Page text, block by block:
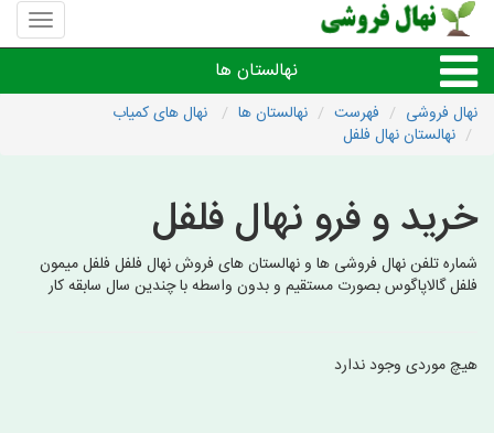
منوی
سایت
فروشی
نهالستان ها
نهال های زینتی،غیرمثمر
نهال های کمیاب،خاص
نهال فروشی فهرست نهالستان ها
نهال های کمیاب
نهالستان نهال فلفل
خرید و فرو نهال فلفل
شماره تلفن نهال فروشی ها و نهالستان های فروش نهال فلفل فلفل میمون
فلفل گالاپاگوس بصورت مستقیم و بدون واسطه با چندین سال سابقه کار
هیچ موردی وجود ندارد